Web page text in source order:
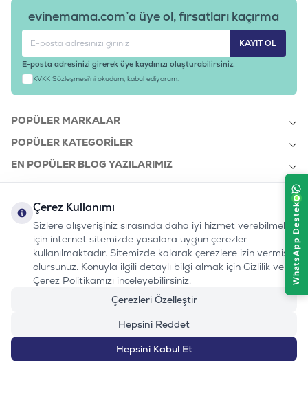
evinemama.com’a üye ol, fırsatları kaçırma
KAYIT OL
E-posta adresinizi girerek üye kaydınızı oluşturabilirsiniz.
KVKK Sözleşmesi'ni okudum, kabul ediyorum.
POPÜLER MARKALAR
POPÜLER KATEGORILER
EN POPÜLER BLOG YAZILARIMIZ
KURUMSAL
bizi takip edin:
Instagram
Youtube
TiktokFacebook
Linkedin
www.evinemama.com
0232 7000 212
%100 MUTLU
MÜŞTERI HATTI
Çerez Kullanımı
Sizlere alışverişiniz sırasında daha iyi hizmet verebilmek
için internet sitemizde yasalara uygun çerezler
kullanılmaktadır. Sitemizde kalarak çerezlere izin vermiş
olursunuz. Konuyla ilgili detaylı bilgi almak için Gizlilik ve
Çerez Politikamızı inceleyebilirsiniz.
Çerezleri Özelleştir
Hepsini Reddet
Hepsini Kabul Et